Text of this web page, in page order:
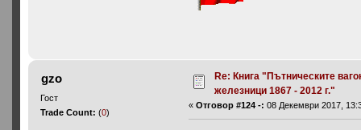
gzo
Гост
Trade Count:(0)
Re: Книга "Пътническите
железници 1867 - 2012 г."
«Отговор #124 -: 08 Декември 2017,